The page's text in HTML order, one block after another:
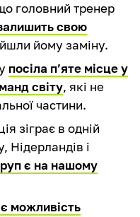
головний тренер
свою
йому заміну.
посіла п’яте місце у
світу, які не
частини.
зіграє в одній
Нідерландів і
є на нашому
можливість